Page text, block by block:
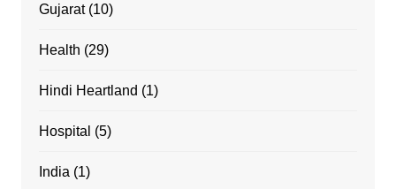
Gujarat(10)
Health (29)
Hindi Heartland (1)
Hospital (5)
India (1)